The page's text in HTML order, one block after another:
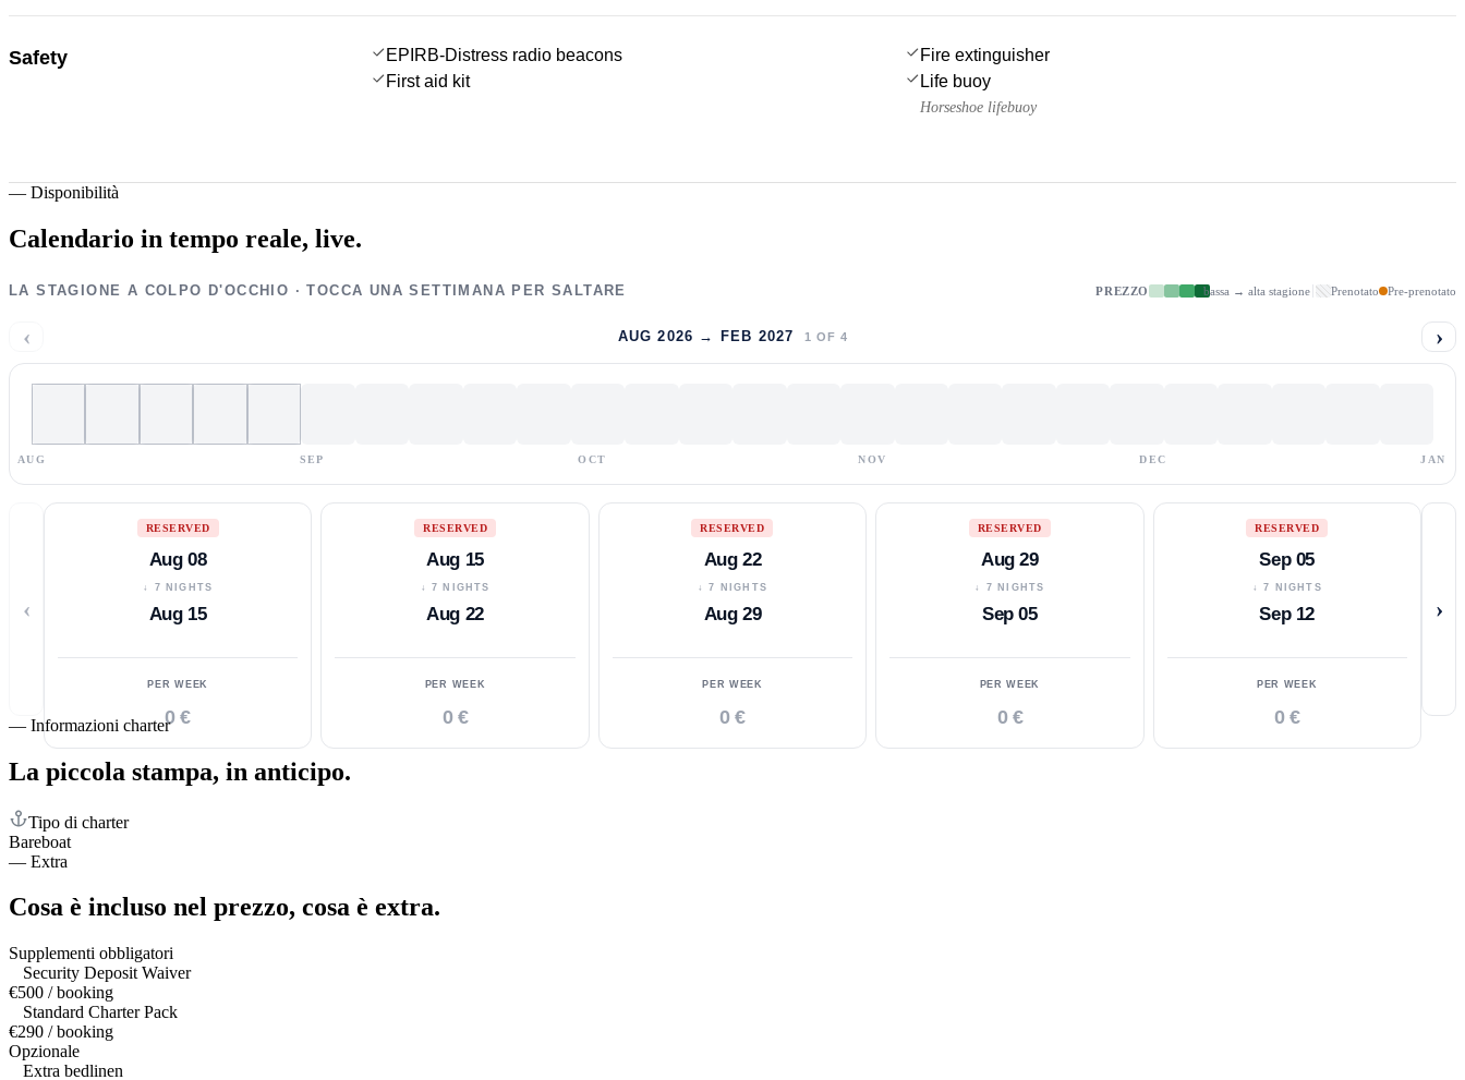
Safety EPIRB-Distress radio beacons
Fire extinguisher
First aid kit
Life buoy
Horseshoe lifebuoy
— Disponibilità
Calendario in tempo reale, live.
LA STAGIONE A COLPO D'OCCHIO · TOCCA UNA SETTIMANA PER SALTARE PREZZO bassa → alta stagione Prenotato Pre-prenotato
‹ AUG 2026 → FEB 2027 1 OF 4 ›
AUG SEP OCT NOV DEC JAN
‹
RESERVED
Aug 08
↓ 7 NIGHTS
Aug 15
PER WEEK
0 €
RESERVED
Aug 15
↓ 7 NIGHTS
Aug 22
PER WEEK
0 €
RESERVED
Aug 22
↓ 7 NIGHTS
Aug 29
PER WEEK
0 €
RESERVED
Aug 29
↓ 7 NIGHTS
Sep 05
PER WEEK
0 €
RESERVED
Sep 05
↓ 7 NIGHTS
Sep 12
PER WEEK
0 €
›
— Informazioni charter
La piccola stampa, in anticipo.
Tipo di charter
Bareboat
— Extra
Cosa è incluso nel prezzo, cosa è extra.
Supplementi obbligatori
Security Deposit Waiver
€500 / booking
Standard Charter Pack
€290 / booking
Opzionale
Extra bedlinen